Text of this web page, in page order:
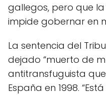
gallegos, pero que
impide gobernar en
La sentencia del
dejado “muerto de
antitransfuguista
España en 1998.